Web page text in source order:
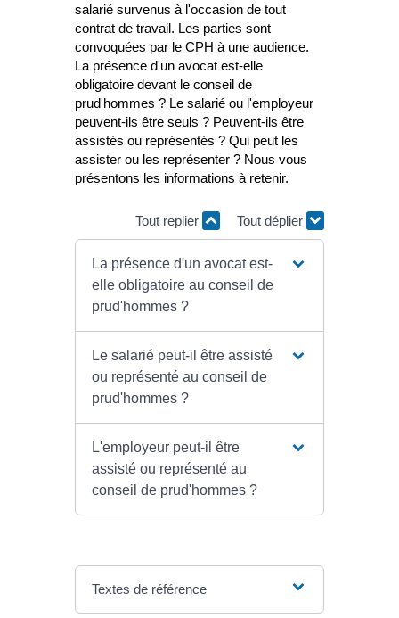
salarié survenus à l'occasion de tout
contrat de travail. Les parties sont
convoquées par le CPH à une audience.
La présence d'un avocat est-elle
obligatoire devant le conseil de
prud'hommes ? Le salarié ou l'employeur
peuvent-ils être seuls ? Peuvent-ils être
assistés ou représentés ? Qui peut les
assister ou les représenter ? Nous vous
présentons les informations à retenir.
Tout replier Tout déplier
La présence d'un avocat est-
elle obligatoire au conseil de
prud'hommes ?
Le salarié peut-il être assisté
ou représenté au conseil de
prud'hommes ?
L'employeur peut-il être
assisté ou représenté au
conseil de prud'hommes ?
Textes de référence